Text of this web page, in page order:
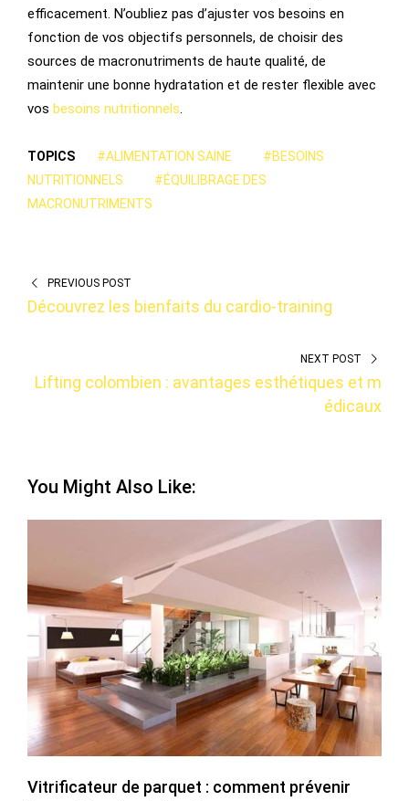
efficacement. N’oubliez pas d’ajuster vos besoins en
fonction de vos objectifs personnels, de choisir des
sources de macronutriments de haute qualité, de
maintenir une bonne hydratation et de rester flexible avec
vos besoins nutritionnels.
TOPICS #ALIMENTATION SAINE
#BESOINS
NUTRITIONNELS
#ÉQUILIBRAGE DES
MACRONUTRIMENTS
PREVIOUS POST
Découvrez les bienfaits du cardio-training
NEXT POST
Lifting colombien : avantages esthétiques et m
édicaux
You Might Also Like:
Vitrificateur de parquet : comment prévenir